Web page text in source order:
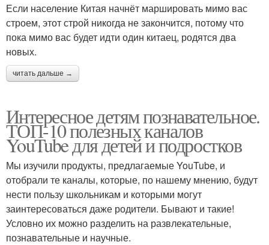
Если население Китая начнёт маршировать мимо вас
строем, этот строй никогда не закончится, потому что
пока мимо вас будет идти один китаец, родятся два
новых.
читать дальше →
Интересное детям познавательное.
ТОП-10 полезных каналов
YouTube для детей и подростков
Мы изучили продукты, предлагаемые YouTube, и
отобрали те каналы, которые, по нашему мнению, будут
нести пользу школьникам и которыми могут
заинтересоваться даже родители. Бывают и такие!
Условно их можно разделить на развлекательные,
познавательные и научные.